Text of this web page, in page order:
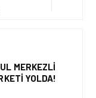
• 26 ŞUB 2026
MERKEZLI
YOLDA!